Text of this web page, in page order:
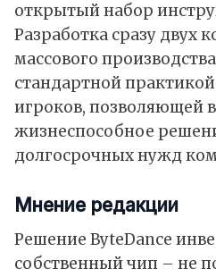
открытый набор
Разработка сразу двух
массового
стандартной
игроков, позволяющей
жизнеспособное
долгосрочных нужд
Мнение редакции
Решение ByteDance
собственный чип – не